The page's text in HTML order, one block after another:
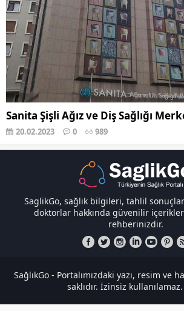
Sanita Şişli Ağız ve Diş Sağlığı
20.02.2023 0 989
SaglikGo, sağlık bilgileri, tahlil
doktorlar hakkında güvenilir
rehberinizdir.
SağlıkGo - Portalımızdaki yazı, resim ve
saklıdır. İzinsiz